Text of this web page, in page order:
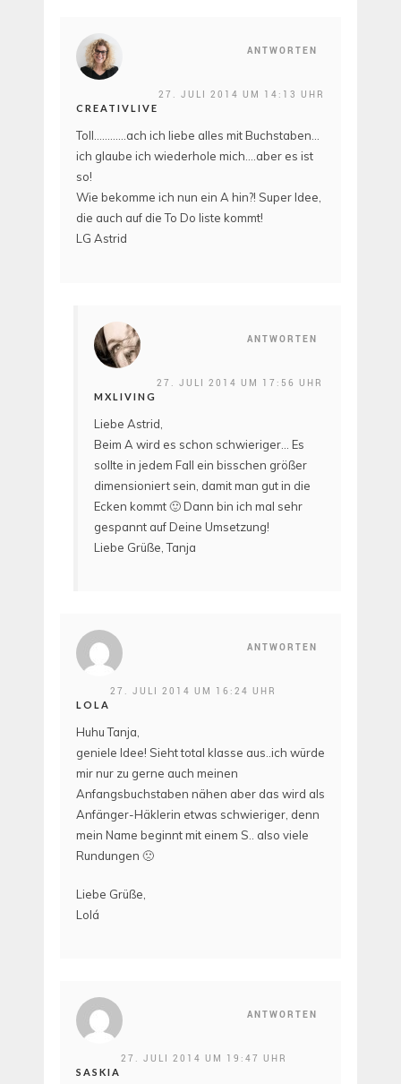
ANTWORTEN
CREATIVLIVE
27. JULI 2014 UM 14:13 UHR
Toll…………ach ich liebe alles mit Buchstaben…
ich glaube ich wiederhole mich….aber es ist
so!
Wie bekomme ich nun ein A hin?! Super Idee,
die auch auf die To Do liste kommt!
LG Astrid
ANTWORTEN
MXLIVING
27. JULI 2014 UM 17:56 UHR
Liebe Astrid,
Beim A wird es schon schwieriger… Es
sollte in jedem Fall ein bisschen größer
dimensioniert sein, damit man gut in die
Ecken kommt 🙂 Dann bin ich mal sehr
gespannt auf Deine Umsetzung!
Liebe Grüße, Tanja
ANTWORTEN
LOLA
27. JULI 2014 UM 16:24 UHR
Huhu Tanja,
geniele Idee! Sieht total klasse aus..ich würde
mir nur zu gerne auch meinen
Anfangsbuchstaben nähen aber das wird als
Anfänger-Häklerin etwas schwieriger, denn
mein Name beginnt mit einem S.. also viele
Rundungen 🙁
Liebe Grüße,
Lolá
ANTWORTEN
SASKIA
27. JULI 2014 UM 19:47 UHR